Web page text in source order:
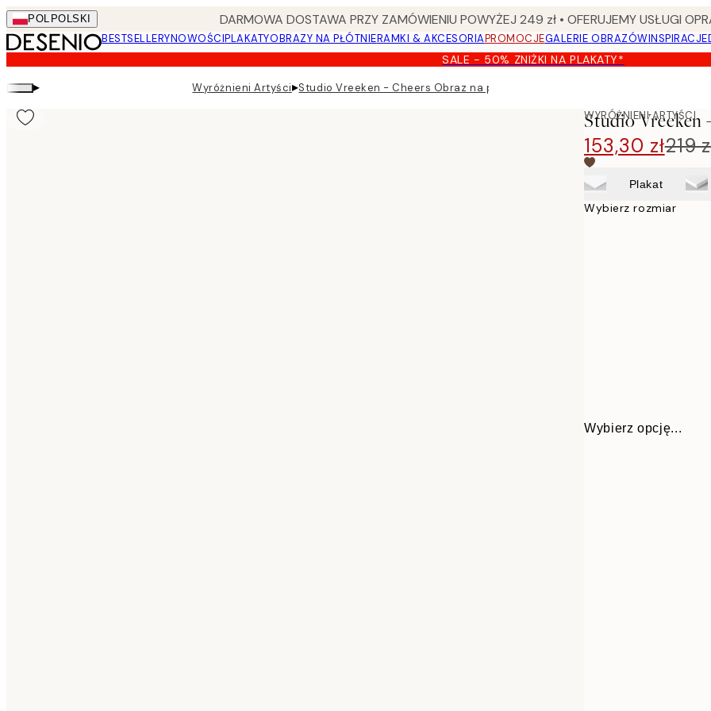
Skip
to
main
content.
POL POLSKI DARMOWA DOSTAWA PRZY ZAMÓWIENIU POWYŻEJ 249 zł • OFERUJEMY USŁUGI
BESTSELLERYNOWOŚCIPLAKATYOBRAZY NA PŁÓTNIERAMKI & AKCESORIAPROMOCJEGALERIE OBRAZÓWINSPIRACJE
SALE - 50% ZNIŻKI NA PLAKATY*
▸ Wyróżnieni Artyści▸Studio Vreeken - Cheers Obraz na płótnie
WYRÓŻNIENI ARTYŚCI
Studio Vreeken
153,30 zł219
Plakat
Wybierz rozmiar
Wybierz opcję...